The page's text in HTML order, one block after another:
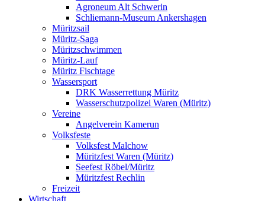
Agroneum Alt Schwerin
Schliemann-Museum Ankershagen
Müritzsail
Müritz-Saga
Müritzschwimmen
Müritz-Lauf
Müritz Fischtage
Wassersport
DRK Wasserrettung Müritz
Wasserschutzpolizei Waren (Müritz)
Vereine
Angelverein Kamerun
Volksfeste
Volksfest Malchow
Müritzfest Waren (Müritz)
Seefest Röbel/Müritz
Müritzfest Rechlin
Freizeit